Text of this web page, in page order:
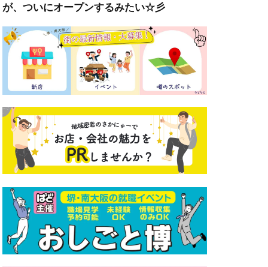
が、ついにオープンするみたい☆彡